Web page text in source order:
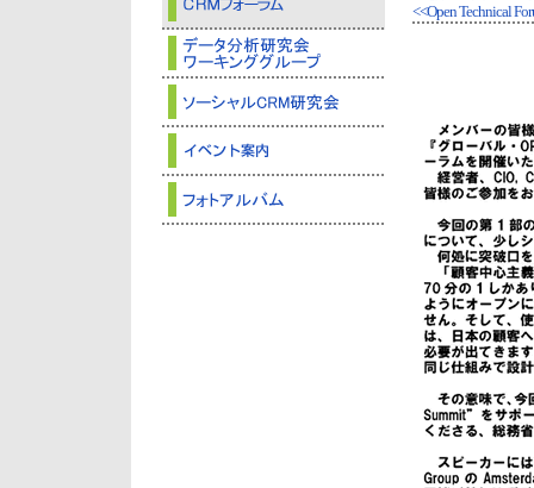
<<Open Technical